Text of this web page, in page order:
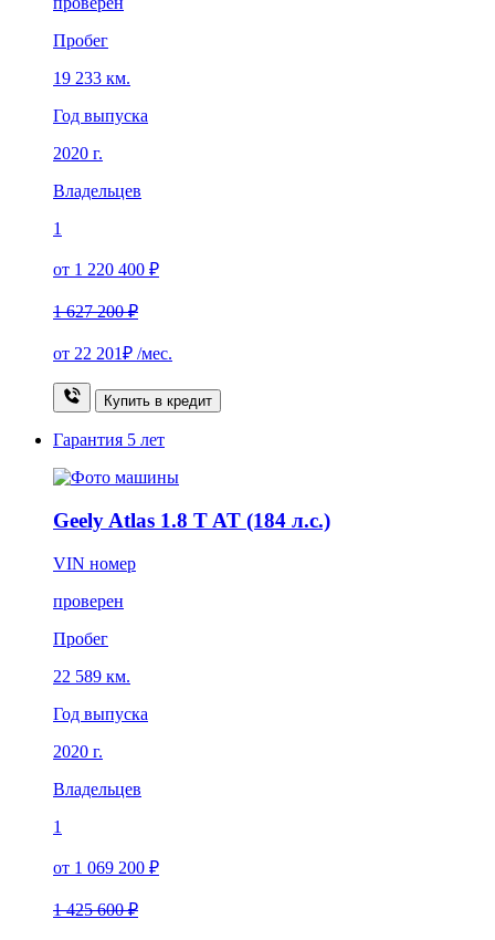
Пробег
19 233 км.
Год выпуска
2020 г.
Владельцев
1
от 1 220 400 ₽
1 627 200 ₽
от 22 201₽ /мес.
Купить в кредит
Гарантия 5 лет
Geely Atlas 1.8 T AT (184 л.с.)
VIN номер
проверен
Пробег
22 589 км.
Год выпуска
2020 г.
Владельцев
1
от 1 069 200 ₽
1 425 600 ₽